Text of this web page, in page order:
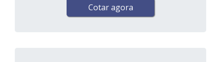
Cotar agora